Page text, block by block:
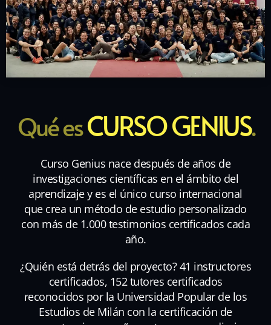
Qué esCURSO GENIUS.
Curso Genius nace después de años de
investigaciones científicas en el ámbito del
aprendizaje y es el único curso internacional
que crea un método de estudio personalizado
con más de 1.000 testimonios certificados cada
año.
¿Quién está detrás del proyecto? 41 instructores
certificados, 152 tutores certificados
reconocidos por la Universidad Popular de los
Estudios de Milán con la certificación de